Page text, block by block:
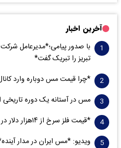
آخرین اخبار
با صدور پیامی؛*مدیرعامل
تبریز را تبریک گفت*
*چرا قیمت مس دوباره وارد کانال ۱۴ هزار دلار
مس در آستانه یک دوره تاریخی
*قیمت فلز سرخ از ۱۴هزار دلار در هر تن عبور کرد*
ویدیو: *مس ایران در مدار